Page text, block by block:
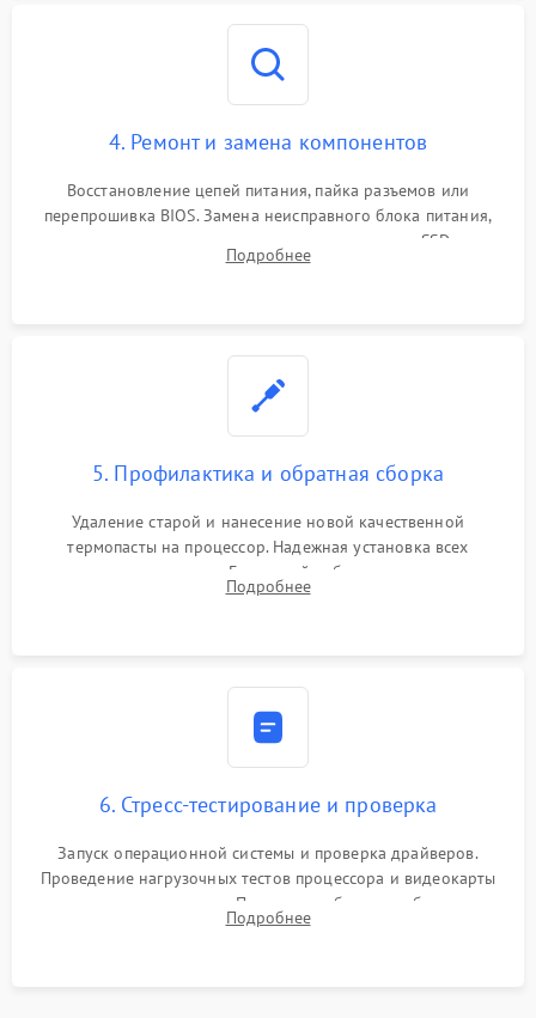
4. Ремонт и замена компонентов
Восстановление цепей питания, пайка разъемов или
перепрошивка BIOS. Замена неисправного блока питания,
видеокарты, процессора или установка нового SSD для
восстановления и повышения скорости работы системы.
Подробнее
5. Профилактика и обратная сборка
Удаление старой и нанесение новой качественной
термопасты на процессор. Надежная установка всех
комплектующих в слоты. Грамотный кабель-менеджмент для
обеспечения правильной циркуляции воздуха внутри
Подробнее
6. Стресс-тестирование и проверка
Запуск операционной системы и проверка драйверов.
Проведение нагрузочных тестов процессора и видеокарты
для контроля температур. Проверка работоспособности всех
USB-портов, аудиовыходов и сетевого подключения.
Подробнее